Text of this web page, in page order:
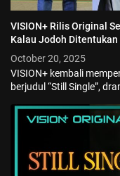
VISION+ Rilis Original
Kalau Jodoh
October 20, 2025
VISION+ kembali
berjudul “Still Single”,